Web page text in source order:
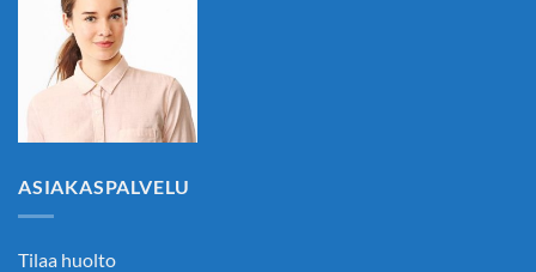
ASIAKASPALVELU
Tilaa huolto